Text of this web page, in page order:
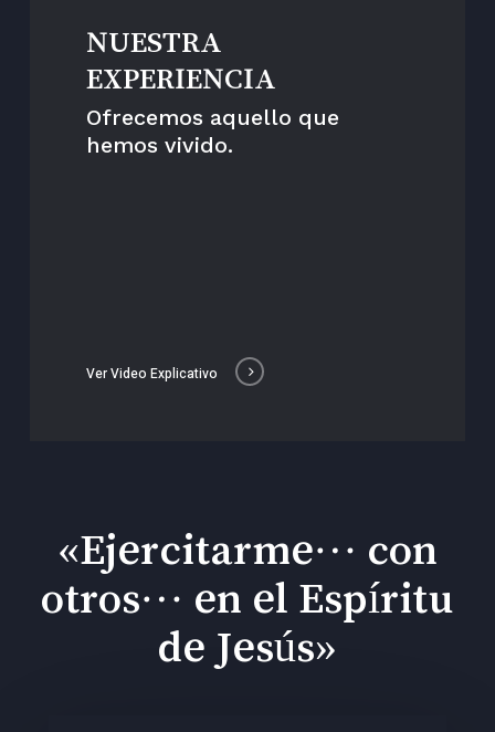
NUESTRA
EXPERIENCIA
Ofrecemos aquello que
hemos vivido.
Ver Video Explicativo
«Ejercitarme… con
otros… en el Espíritu
de Jesús»